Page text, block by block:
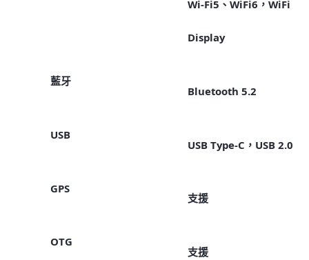
Wi-Fi5、WiFi6，WiFi
Display
藍牙
Bluetooth 5.2
USB
USB Type-C，USB 2.0
GPS
支援
OTG
支援